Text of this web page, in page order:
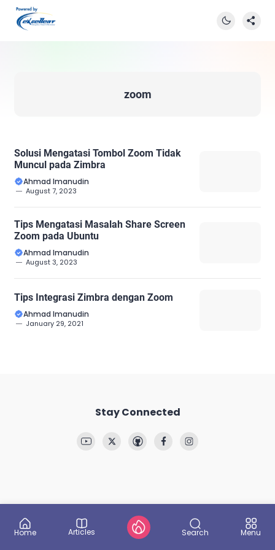
zoom
Solusi Mengatasi Tombol Zoom Tidak
Muncul pada Zimbra
Ahmad Imanudin
August 7, 2023
Tips Mengatasi Masalah Share Screen
Zoom pada Ubuntu
Ahmad Imanudin
August 3, 2023
Tips Integrasi Zimbra dengan Zoom
Ahmad Imanudin
January 29, 2021
Stay Connected
Home Articles Search Menu